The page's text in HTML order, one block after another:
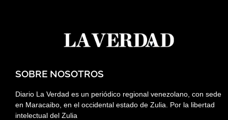
SOBRE NOSOTROS
Diario La Verdad es un periódico regional venezolano, con sede
en Maracaibo, en el occidental estado de Zulia. Por la libertad
intelectual del Zulia